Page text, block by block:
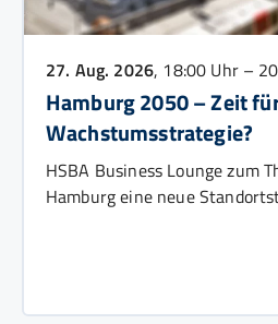
27. Aug. 2026, 18:00 Uhr –
Hamburg 2050 – Zeit
Wachstumsstrategie?
HSBA Business Lounge zum
Hamburg eine neue